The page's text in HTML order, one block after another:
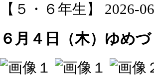
【５・６年生】 2026-
６月４日（木）ゆめ